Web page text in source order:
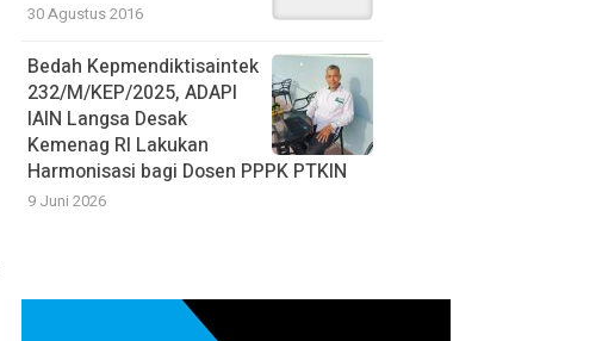
30 Agustus 2016
Bedah Kepmendiktisaintek
232/M/KEP/2025, ADAPI
IAIN Langsa Desak
Kemenag RI Lakukan
Harmonisasi bagi Dosen PPPK PTKIN
9 Juni 2026